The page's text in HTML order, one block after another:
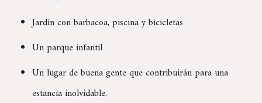
Jardín con barbacoa, piscina y bicicletas
Un parque infantil
Un lugar de buena gente que contribuirán para una
estancia inolvidable.